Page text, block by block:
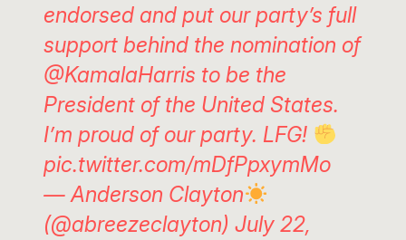
endorsed and put our party’s full
support behind the nomination of
@KamalaHarris to be the
President of the United States.
I’m proud of our party. LFG!
pic.twitter.com/mDfPpxymMo
— Anderson Clayton
(@abreezeclayton) July 22,